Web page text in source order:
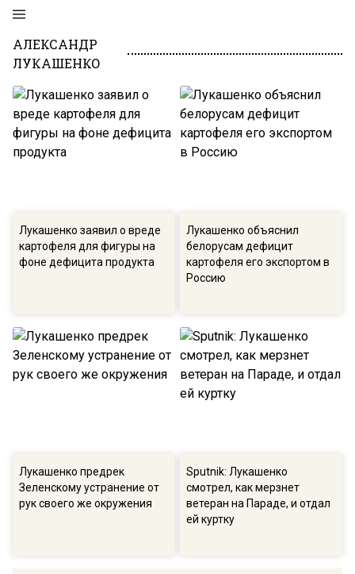
АЛЕКСАНДР
ЛУКАШЕНКО
Лукашенко заявил о вреде
картофеля для фигуры на
фоне дефицита продукта
Лукашенко объяснил
белорусам дефицит
картофеля его экспортом в
Россию
Лукашенко предрек
Зеленскому устранение от
рук своего же окружения
Sputnik: Лукашенко
смотрел, как мерзнет
ветеран на Параде, и отдал
ей куртку